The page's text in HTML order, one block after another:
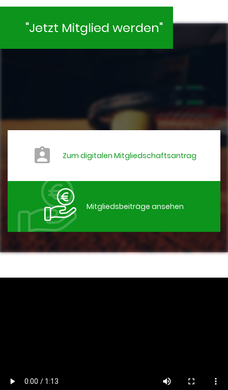
"Jetzt Mitglied werden"
Zum digitalen Mitgliedschaftsantrag
Mitgliedsbeiträge ansehen